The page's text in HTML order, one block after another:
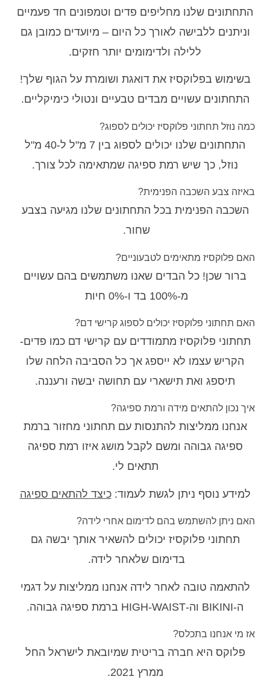
התחתונים שלנו מחליפים פדים וטמפונים חד פעמיים
וניתנים ללבישה לאורך כל היום – מיועדים כמובן גם
ללילה ולדימומים יותר חזקים.
בשימוש בפלוקסיז את דואגת ושומרת על הגוף שלך!
התחתונים עשויים מבדים טבעיים ונטולי כימיקליים.
כמה נוזל תחתוני פלוקסיז יכולים לספוג?
התחתונים שלנו יכולים לספוג בין 7 מ"ל ל-40 מ"ל
נוזל, כך שיש רמת ספיגה שמתאימה לכל צורך.
באיזה צבע השכבה הפנימית?
השכבה הפנימית בכל התחתונים שלנו מגיעה בצבע
שחור.
האם פלוקסיז מתאימים לטבעוניים?
ברור שכן! כל הבדים שאנו משתמשים בהם עשויים
מ-100% בד ו-0% חיות
האם תחתוני פלוקסיז יכולים לספוג קרישי דם?
תחתוני פלוקסיז מתמודדים עם קרישי דם כמו פדים-
הקריש עצמו לא ייספג אך כל הסביבה הלחה שלו
תיספג ואת תישארי עם תחושה יבשה ורעננה.
איך נכון להתאים מידה ורמת ספיגה?
אנחנו ממליצות להתנסות עם תחתוני מחזור ברמת
ספיגה גבוהה ומשם לקבל מושג איזו רמת ספיגה
תתאים לי.
למידע נוסף ניתן לגשת לעמוד:כיצד להתאים ספיגה
האם ניתן להשתמש בהם לדימום אחרי לידה?
תחתוני פלוקסיז יכולים להשאיר אותך יבשה גם
בדימום שלאחר לידה.
להתאמה טובה לאחר לידה אנחנו ממליצות על דגמי
ה-BIKINI וה-HIGH-WAIST ברמת ספיגה גבוהה.
אז מי אנחנו בתכלס?
פלוקס היא חברה בריטית שמיובאת לישראל החל
ממרץ 2021.